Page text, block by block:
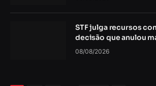
STF julga recursos
decisão que anulou
08/08/2026